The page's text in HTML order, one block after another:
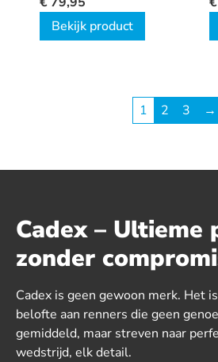
Bekijk product
1 2 3 →
Cadex – Ultieme
zonder
Cadex is geen gewoon merk. Het
belofte aan renners die geen
gemiddeld, maar streven naar
wedstrijd, elk detail.